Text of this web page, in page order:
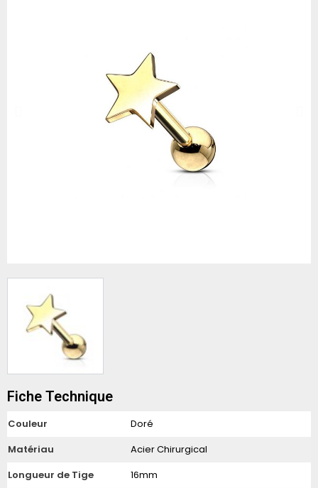
Fiche Technique
Couleur
Doré
Matériau
Acier Chirurgical
Longueur de Tige
16mm